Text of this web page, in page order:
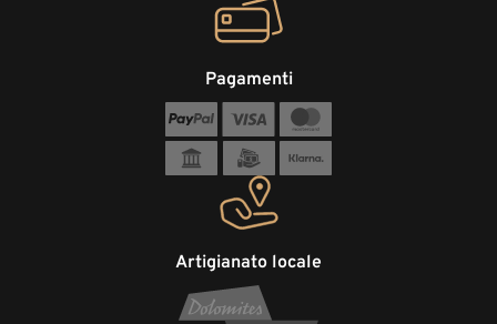
Artigianato locale
Pagamenti